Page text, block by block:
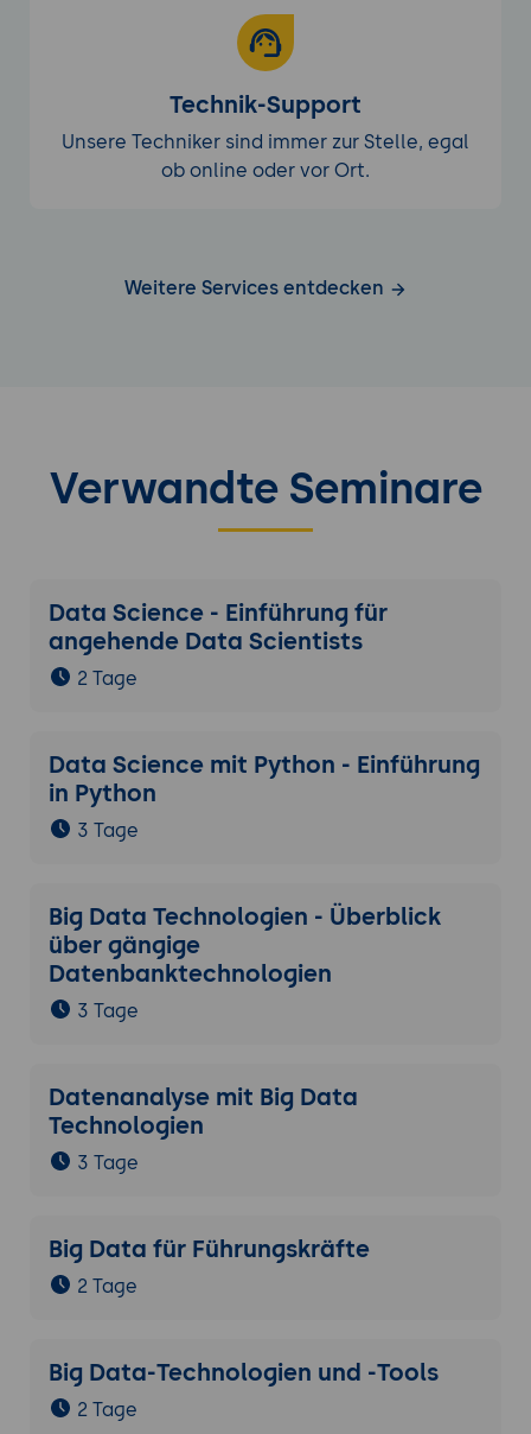
Technik-Support
Unsere Techniker sind immer zur Stelle, egal
ob online oder vor Ort.
Weitere Services entdecken
Verwandte Seminare
Data Science - Einführung für
angehende Data Scientists
2 Tage
Data Science mit Python - Einführung
in Python
3 Tage
Big Data Technologien - Überblick
über gängige
Datenbanktechnologien
3 Tage
Datenanalyse mit Big Data
Technologien
3 Tage
Big Data für Führungskräfte
2 Tage
Big Data-Technologien und -Tools
2 Tage